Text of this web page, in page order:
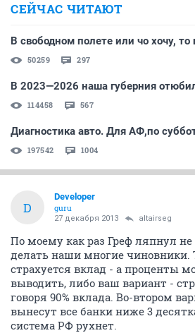
СЕЙЧАС ЧИТАЮТ
В свободном полете или чо хочу, то
50259 297
В 2023—2026 наша губерния
114458 567
Диагностика авто. Для АФ,по
197542 1004
D
Developer
guru
27 декабря 2013 altairseg
По моему как раз Греф ляпнул
делать наши многие чиновники.
страхуется вклад - а проценты
выводить, либо ваш вариант -
говоря 90% вклада. Во-втором
вынесут все банки ниже 3
система РФ рухнет.